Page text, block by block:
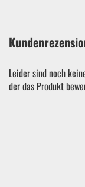
Leider sind noch
der das Produkt